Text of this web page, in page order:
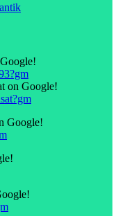
on Google!
Google!